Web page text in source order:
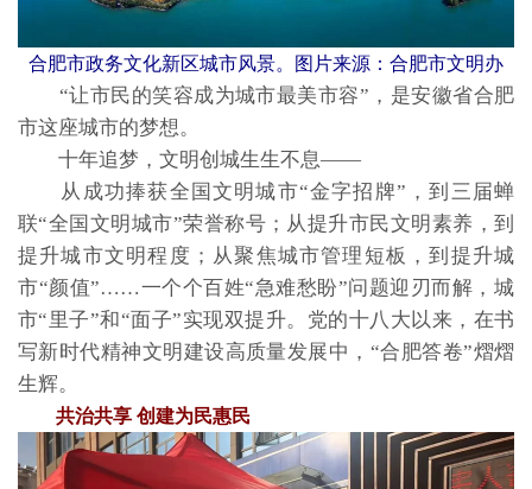
合肥市政务文化新区城市风景。图片来源：合肥市文明办
“让市民的笑容成为城市最美市容”，是安徽省合肥
市这座城市的梦想。
十年追梦，文明创城生生不息——
从成功捧获全国文明城市“金字招牌”，到三届蝉
联“全国文明城市”荣誉称号；从提升市民文明素养，到
提升城市文明程度；从聚焦城市管理短板，到提升城
市“颜值”……一个个百姓“急难愁盼”问题迎刃而解，城
市“里子”和“面子”实现双提升。党的十八大以来，在书
写新时代精神文明建设高质量发展中，“合肥答卷”熠熠
生辉。
共治共享 创建为民惠民